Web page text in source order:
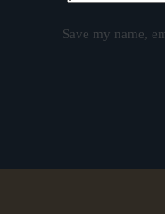
Save my name,